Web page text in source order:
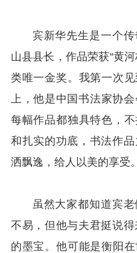
宾新华先生是一个
山县县长，作品荣获“黄
类唯一金奖。我第一次
上，他是中国书法家协
每幅作品都独具特色，
和扎实的功底，书法作
洒飘逸‌，给人以美的享受‌。
虽然大家都知道宾
不易，但他与夫君挺说
的墨宝。他可能是衡阳